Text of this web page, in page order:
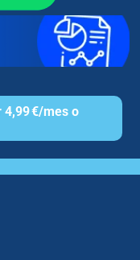
4,99 €/mes o